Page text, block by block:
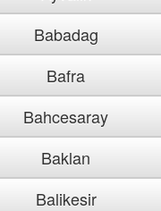
Babadag
Bafra
Bahcesaray
Baklan
Balikesir